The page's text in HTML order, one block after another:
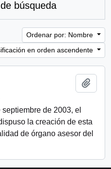
búsqueda
Ordenar por: Nombre
en orden ascendente
de 2003, el
la creación de esta
de órgano asesor del